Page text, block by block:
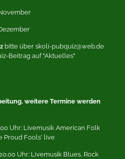
November
bitte über skoli-pubquiz@web.de
Beitrag auf "Aktuelles"
weitere Termine werden
Uhr: Livemusik American Folk
Proud Fools' live
Uhr: Livemusik Blues, Rock